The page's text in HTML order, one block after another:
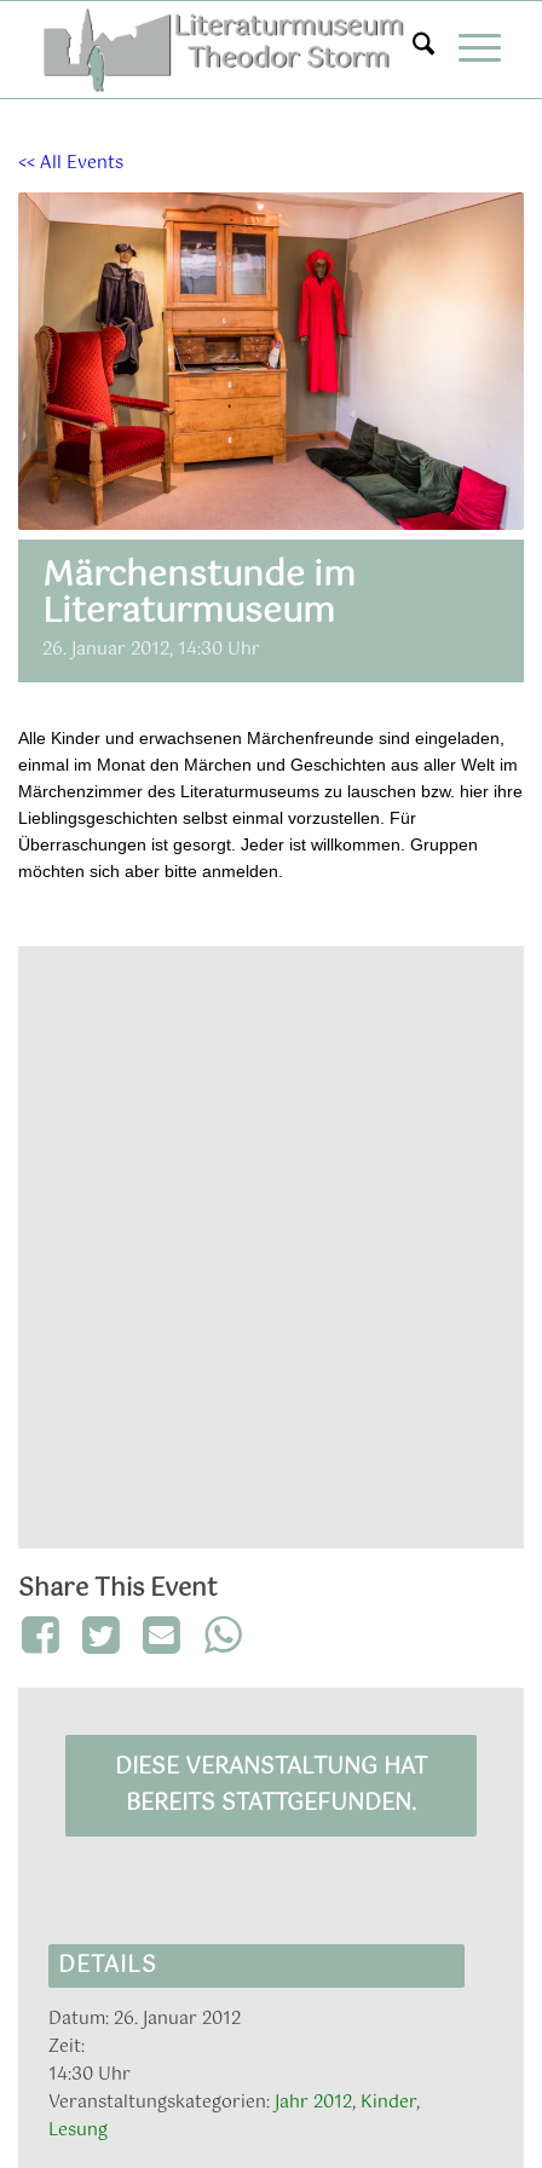
springen
<< All Events
Märchenstunde im
Literaturmuseum
26. Januar 2012, 14:30 Uhr
Alle Kinder und erwachsenen Märchenfreunde sind eingeladen,
einmal im Monat den Märchen und Geschichten aus aller Welt im
Märchenzimmer des Literaturmuseums zu lauschen bzw. hier ihre
Lieblingsgeschichten selbst einmal vorzustellen. Für
Überraschungen ist gesorgt. Jeder ist willkommen. Gruppen
möchten sich aber bitte anmelden.
Share This Event
DIESE VERANSTALTUNG HAT
BEREITS STATTGEFUNDEN.
DETAILS
Datum: 26. Januar 2012
Zeit:
14:30 Uhr
Veranstaltungskategorien: Jahr 2012, Kinder,
Lesung